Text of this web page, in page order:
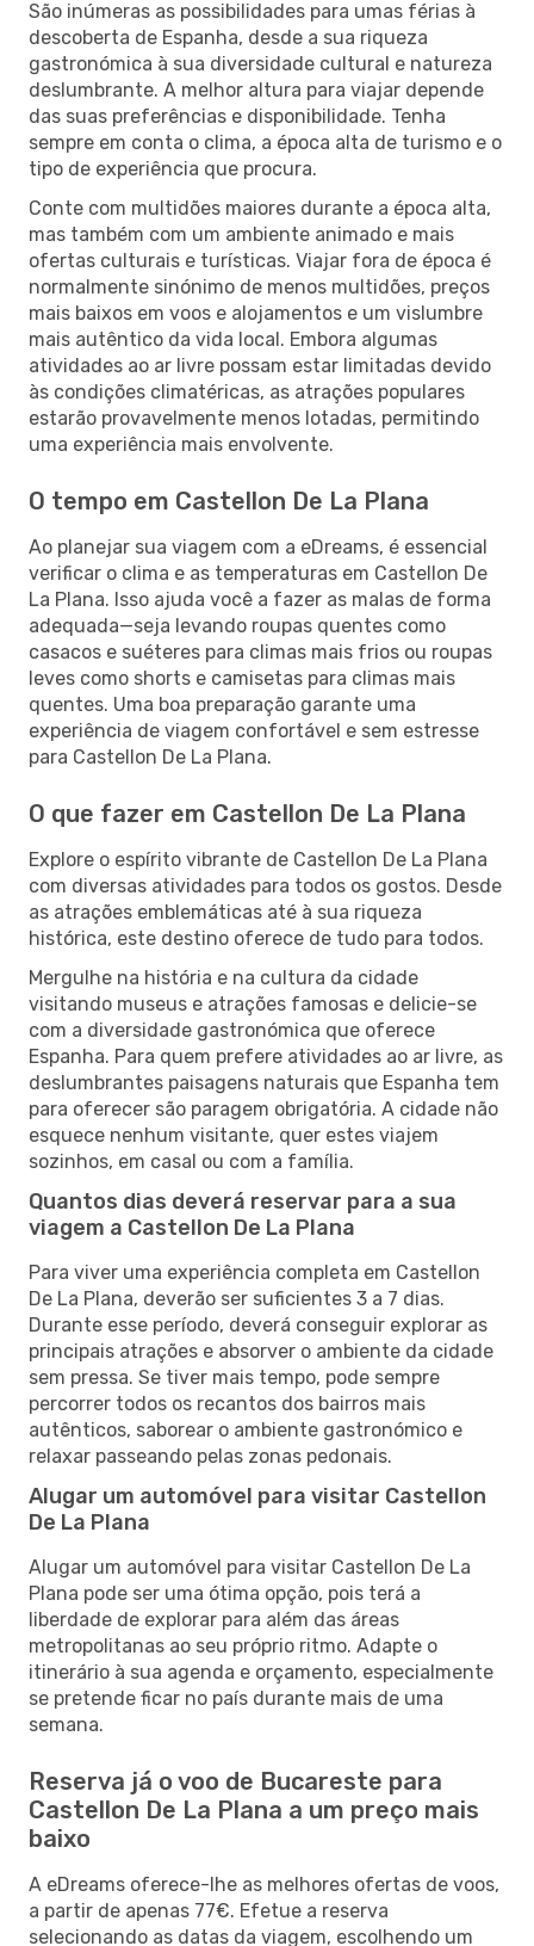
São inúmeras as possibilidades para umas férias à
descoberta de Espanha, desde a sua riqueza
gastronómica à sua diversidade cultural e natureza
deslumbrante. A melhor altura para viajar depende
das suas preferências e disponibilidade. Tenha
sempre em conta o clima, a época alta de turismo e o
tipo de experiência que procura.
Conte com multidões maiores durante a época alta,
mas também com um ambiente animado e mais
ofertas culturais e turísticas. Viajar fora de época é
normalmente sinónimo de menos multidões, preços
mais baixos em voos e alojamentos e um vislumbre
mais autêntico da vida local. Embora algumas
atividades ao ar livre possam estar limitadas devido
às condições climatéricas, as atrações populares
estarão provavelmente menos lotadas, permitindo
uma experiência mais envolvente.
O tempo em Castellon De La Plana
Ao planejar sua viagem com a eDreams, é essencial
verificar o clima e as temperaturas em Castellon De
La Plana. Isso ajuda você a fazer as malas de forma
adequada—seja levando roupas quentes como
casacos e suéteres para climas mais frios ou roupas
leves como shorts e camisetas para climas mais
quentes. Uma boa preparação garante uma
experiência de viagem confortável e sem estresse
para Castellon De La Plana.
O que fazer em Castellon De La Plana
Explore o espírito vibrante de Castellon De La Plana
com diversas atividades para todos os gostos. Desde
as atrações emblemáticas até à sua riqueza
histórica, este destino oferece de tudo para todos.
Mergulhe na história e na cultura da cidade
visitando museus e atrações famosas e delicie-se
com a diversidade gastronómica que oferece
Espanha. Para quem prefere atividades ao ar livre, as
deslumbrantes paisagens naturais que Espanha tem
para oferecer são paragem obrigatória. A cidade não
esquece nenhum visitante, quer estes viajem
sozinhos, em casal ou com a família.
Quantos dias deverá reservar para a sua
viagem a Castellon De La Plana
Para viver uma experiência completa em Castellon
De La Plana, deverão ser suficientes 3 a 7 dias.
Durante esse período, deverá conseguir explorar as
principais atrações e absorver o ambiente da cidade
sem pressa. Se tiver mais tempo, pode sempre
percorrer todos os recantos dos bairros mais
autênticos, saborear o ambiente gastronómico e
relaxar passeando pelas zonas pedonais.
Alugar um automóvel para visitar Castellon
De La Plana
Alugar um automóvel para visitar Castellon De La
Plana pode ser uma ótima opção, pois terá a
liberdade de explorar para além das áreas
metropolitanas ao seu próprio ritmo. Adapte o
itinerário à sua agenda e orçamento, especialmente
se pretende ficar no país durante mais de uma
semana.
Reserva já o voo de Bucareste para
Castellon De La Plana a um preço mais
baixo
A eDreams oferece-lhe as melhores ofertas de voos,
a partir de apenas 77€. Efetue a reserva
selecionando as datas da viagem, escolhendo um